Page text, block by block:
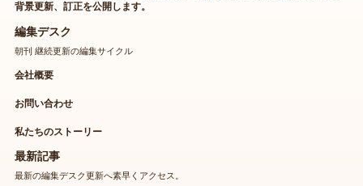
背景更新、訂正を公開します。
編集デスク
朝刊 継続更新の編集サイクル
会社概要
お問い合わせ
私たちのストーリー
最新記事
最新の編集デスク更新へ素早くアクセス。